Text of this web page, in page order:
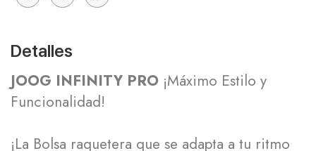
Detalles
JOOG INFINITY PRO ¡Máximo Estilo y
Funcionalidad!
¡La Bolsa raquetera que se adapta a tu ritmo